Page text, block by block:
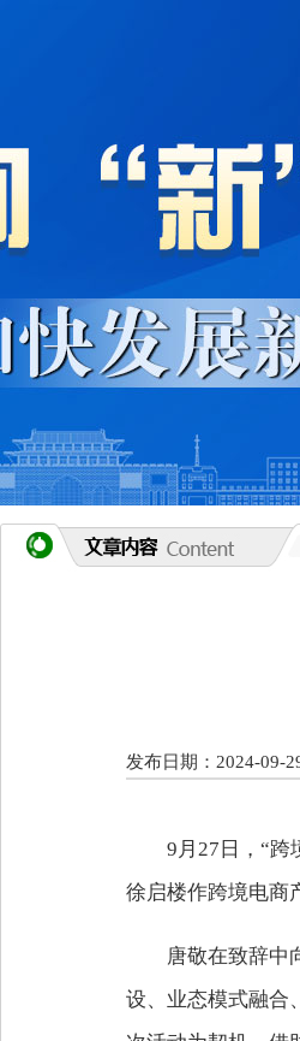
发布日期：2024-09-
9月27日，“
徐启楼作跨境电商
唐敬在致辞中
设、业态模式融合